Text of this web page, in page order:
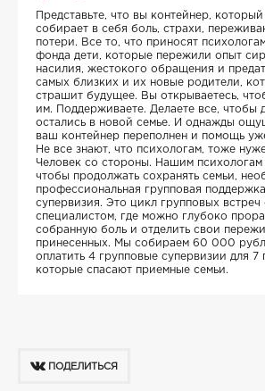
Представьте, что вы контейнер,
собирает в себя боль, страхи,
потери. Все то, что приносят
фонда дети, которые пережили опыт
насилия, жестокого обращения и
самых близких и их новые родители,
страшит будущее. Вы открываетесь,
им. Поддерживаете. Делаете все, чтобы
остались в новой семье. И однажды
ваш контейнер переполнен и помощь
Не все знают, что психологам, тоже
Человек со стороны. Нашим психологам
чтобы продолжать сохранять семьи,
профессиональная групповая
супервизия. Это цикл групповых
специалистом, где можно глубоко
собранную боль и отделить свои
принесенных. Мы собираем 60 000
оплатить 4 групповые супервизии для 7
которые спасают приемные семьи.
ПОДЕЛИТЬСЯ